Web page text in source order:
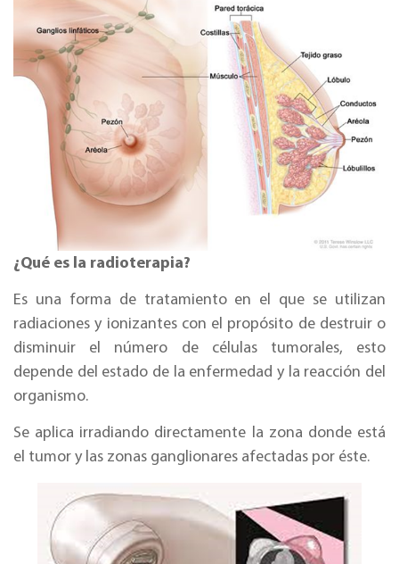
¿Qué es la radioterapia?
Es una forma de tratamiento en el que se utilizan
radiaciones y ionizantes con el propósito de destruir o
disminuir el número de células tumorales, esto
depende del estado de la enfermedad y la reacción del
organismo.
Se aplica irradiando directamente la zona donde está
el tumor y las zonas ganglionares afectadas por éste.